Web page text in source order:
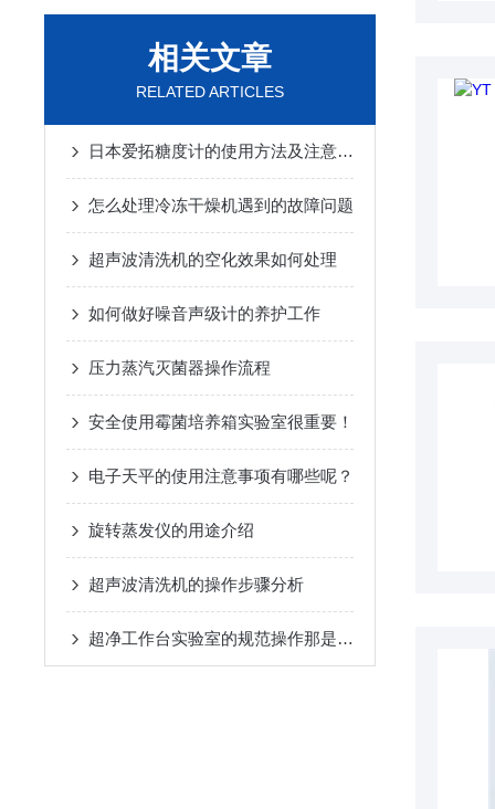
相关文章
RELATED ARTICLES
日本爱拓糖度计的使用方法及注意事项
怎么处理冷冻干燥机遇到的故障问题
超声波清洗机的空化效果如何处理
如何做好噪音声级计的养护工作
压力蒸汽灭菌器操作流程
安全使用霉菌培养箱实验室很重要！
电子天平的使用注意事项有哪些呢？
旋转蒸发仪的用途介绍
超声波清洗机的操作步骤分析
超净工作台实验室的规范操作那是一点也不能大意